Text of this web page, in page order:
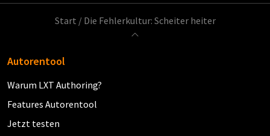
Start / Die Fehlerkultur: Scheiter heiter
Autorentool
Warum LXT Authoring?
Features Autorentool
Jetzt testen